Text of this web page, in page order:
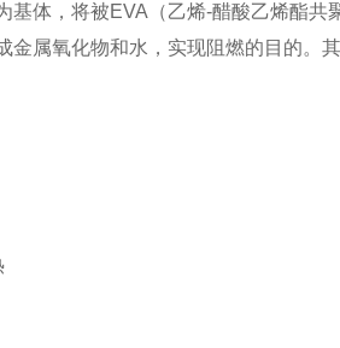
基体，将被EVA（乙烯-醋酸乙烯酯
属氧化物和水，实现阻燃的目的。其